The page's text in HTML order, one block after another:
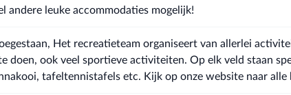
andere leuke accommodaties mogelijk!
Het recreatieteam organiseert van allerlei
doen, ook veel sportieve activiteiten. Op elk veld staan
tafeltennistafels etc. Kijk op onze website naar